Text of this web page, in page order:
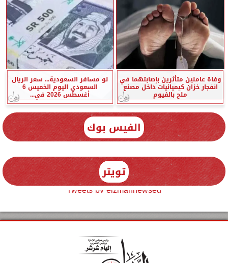
وفاة عاملين متأثرين بإصابتهما في
انفجار خزان كيميائيات داخل مصنع
ملح بالفيوم
لو مسافر السعودية... سعر الريال
السعودي اليوم الخميس 6
أغسطس 2026 في...
الفيس بوك
تويتر
Tweets by elzmannewseg